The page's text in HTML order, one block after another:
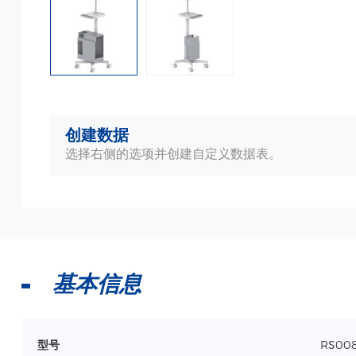
创建数据
选择右侧的选项并创建自定义数据表。
基本信息
型号